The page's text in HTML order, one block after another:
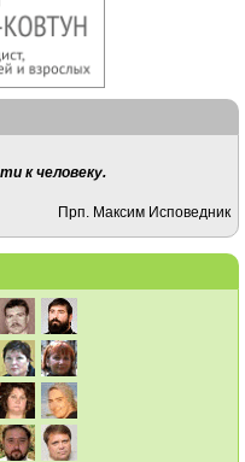
к человеку.
Прп. Максим Исповедник